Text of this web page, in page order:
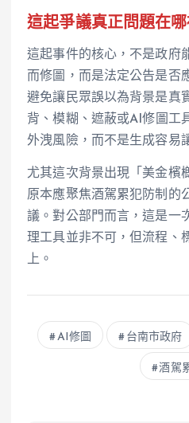
這起爭議真正問題在哪
這起事件的核心，不是政府
而修圖，而是法定公告是否
避免讓民眾誤以為背景是真
背、模糊、遮蔽或AI修圖工
外洩風險，而不是生成容易
尤其這次背景出現「美金檳
原本應聚焦酒駕累犯防制的
議。對公部門而言，這是一
理工具並非不可，但流程、
上。
AI修圖 台南市政府
酒駕